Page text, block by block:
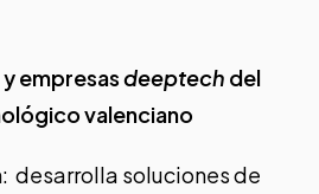
empresasdeeptech del
valenciano
: desarrolla soluciones de